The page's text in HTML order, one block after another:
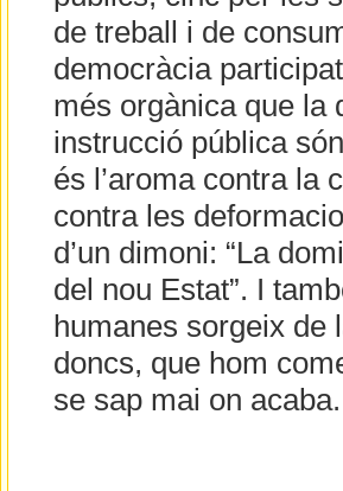
de treball i de
democràcia
més orgànica que la
instrucció pública
és l’aroma contra la
contra les
d’un dimoni: “La
del nou Estat”. I
humanes sorgeix de
doncs, que hom
se sap mai on acaba.